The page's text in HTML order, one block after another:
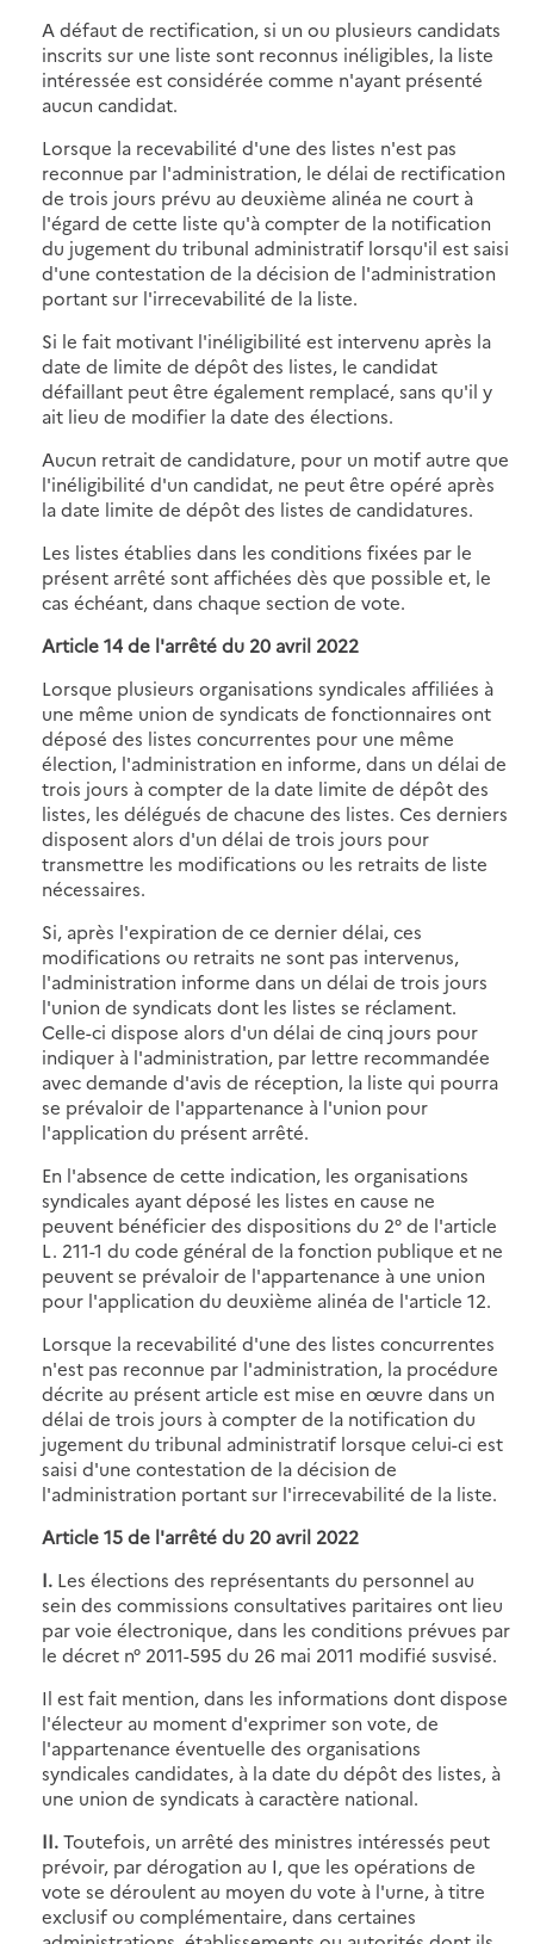
A défaut de rectification, si un ou plusieurs candidats
inscrits sur une liste sont reconnus inéligibles, la liste
intéressée est considérée comme n'ayant présenté
aucun candidat.
Lorsque la recevabilité d'une des listes n'est pas
reconnue par l'administration, le délai de rectification
de trois jours prévu au deuxième alinéa ne court à
l'égard de cette liste qu'à compter de la notification
du jugement du tribunal administratif lorsqu'il est saisi
d'une contestation de la décision de l'administration
portant sur l'irrecevabilité de la liste.
Si le fait motivant l'inéligibilité est intervenu après la
date de limite de dépôt des listes, le candidat
défaillant peut être également remplacé, sans qu'il y
ait lieu de modifier la date des élections.
Aucun retrait de candidature, pour un motif autre que
l'inéligibilité d'un candidat, ne peut être opéré après
la date limite de dépôt des listes de candidatures.
Les listes établies dans les conditions fixées par le
présent arrêté sont affichées dès que possible et, le
cas échéant, dans chaque section de vote.
Article 14 de l'arrêté du 20 avril 2022
Lorsque plusieurs organisations syndicales affiliées à
une même union de syndicats de fonctionnaires ont
déposé des listes concurrentes pour une même
élection, l'administration en informe, dans un délai de
trois jours à compter de la date limite de dépôt des
listes, les délégués de chacune des listes. Ces derniers
disposent alors d'un délai de trois jours pour
transmettre les modifications ou les retraits de liste
nécessaires.
Si, après l'expiration de ce dernier délai, ces
modifications ou retraits ne sont pas intervenus,
l'administration informe dans un délai de trois jours
l'union de syndicats dont les listes se réclament.
Celle-ci dispose alors d'un délai de cinq jours pour
indiquer à l'administration, par lettre recommandée
avec demande d'avis de réception, la liste qui pourra
se prévaloir de l'appartenance à l'union pour
l'application du présent arrêté.
En l'absence de cette indication, les organisations
syndicales ayant déposé les listes en cause ne
peuvent bénéficier des dispositions du 2° de l'article
L. 211-1 du code général de la fonction publique et ne
peuvent se prévaloir de l'appartenance à une union
pour l'application du deuxième alinéa de l'article 12.
Lorsque la recevabilité d'une des listes concurrentes
n'est pas reconnue par l'administration, la procédure
décrite au présent article est mise en œuvre dans un
délai de trois jours à compter de la notification du
jugement du tribunal administratif lorsque celui-ci est
saisi d'une contestation de la décision de
l'administration portant sur l'irrecevabilité de la liste.
Article 15 de l'arrêté du 20 avril 2022
I. Les élections des représentants du personnel au
sein des commissions consultatives paritaires ont lieu
par voie électronique, dans les conditions prévues par
le décret n° 2011-595 du 26 mai 2011 modifié susvisé.
Il est fait mention, dans les informations dont dispose
l'électeur au moment d'exprimer son vote, de
l'appartenance éventuelle des organisations
syndicales candidates, à la date du dépôt des listes, à
une union de syndicats à caractère national.
II.Toutefois, un arrêté des ministres intéressés peut
prévoir, par dérogation au I, que les opérations de
vote se déroulent au moyen du vote à l'urne, à titre
exclusif ou complémentaire, dans certaines